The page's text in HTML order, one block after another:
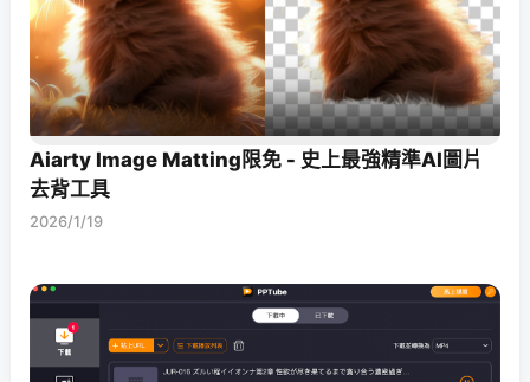
Aiarty Image Matting限免 - 史上最強精準AI圖片
去背工具
2026/1/19